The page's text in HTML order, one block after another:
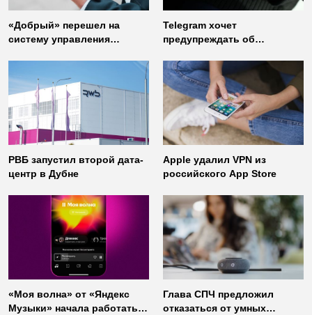
«Добрый» перешел на
систему управления
Telegram хочет
предупреждать об
неофициальных клиентов
мессенджера
РВБ запустил второй дата-
центр в Дубне
Apple удалил VPN из
российского App Store
«Моя волна» от «Яндекс
Музыки» начала работать
Глава СПЧ предложил
отказаться от умных